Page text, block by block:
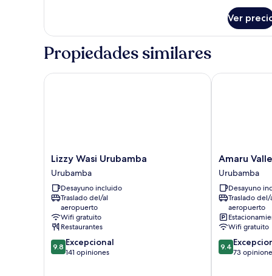
Ver
Propiedades similares
Lizzy
Wasi
Urubamba
Urubamba
Lizzy Wasi Urubamba
Urubamba
Desayuno incluido
Traslado del/al
aeropuerto
Wifi gratuito
Restaurantes
9.8
de
9.8 Excepcional
141 opiniones
Lizzy Wasi Urubamba
Amaru
Valle
Hotel
Urubamba
Amaru
Urubamba
Desayuno
Traslado del/
aeropuerto
Wifi gratuito
9.4
de
9.4
73
Amaru Valle